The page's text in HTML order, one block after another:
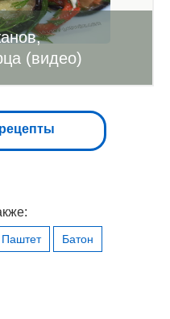
(видео)
Паштет
Батон